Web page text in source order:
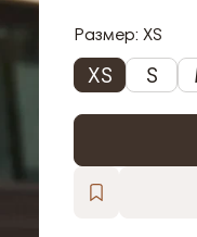
Размер: XS
XS S